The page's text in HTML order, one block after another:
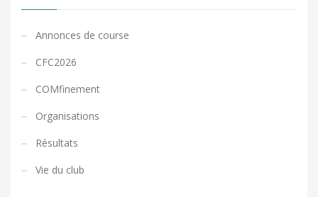
Annonces de course
CFC2026
COMfinement
Organisations
Résultats
Vie du club